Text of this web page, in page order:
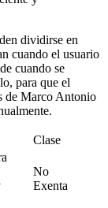
dividirse en
cuando el usuario
cuando se
para que el
de Marco Antonio
Clase
No
Exenta